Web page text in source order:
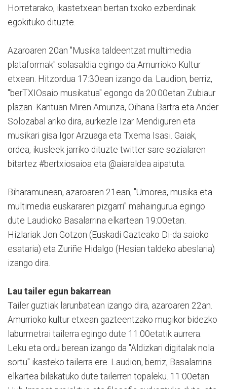
Horretarako, ikastetxean bertan txoko ezberdinak
egokituko dituzte.
Azaroaren 20an "Musika taldeentzat multimedia
plataformak" solasaldia egingo da Amurrioko Kultur
etxean. Hitzordua 17:30ean izango da. Laudion, berriz,
"berTXIOsaio musikatua" egongo da 20:00etan Zubiaur
plazan. Kantuan Miren Amuriza, Oihana Bartra eta Ander
Solozabal ariko dira, aurkezle Izar Mendiguren eta
musikari gisa Igor Arzuaga eta Txema Isasi. Gaiak,
ordea, ikusleek jarriko dituzte twitter sare sozialaren
bitartez #bertxiosaioa eta @aiaraldea aipatuta.
Biharamunean, azaroaren 21ean, "Umorea, musika eta
multimedia euskararen pizgarri" mahaingurua egingo
dute Laudioko Basalarrina elkartean 19:00etan.
Hizlariak Jon Gotzon (Euskadi Gazteako Di-da saioko
esataria) eta Zuriñe Hidalgo (Hesian taldeko abeslaria)
izango dira.
Lau tailer egun bakarrean
Tailer guztiak larunbatean izango dira, azaroaren 22an.
Amurrioko kultur etxean gazteentzako mugikor bidezko
laburmetrai tailerra egingo dute 11:00etatik aurrera.
Leku eta ordu berean izango da "Aldizkari digitalak nola
sortu" ikasteko tailerra ere. Laudion, berriz, Basalarrina
elkartea bilakatuko dute tailerren topaleku. 11:00etan